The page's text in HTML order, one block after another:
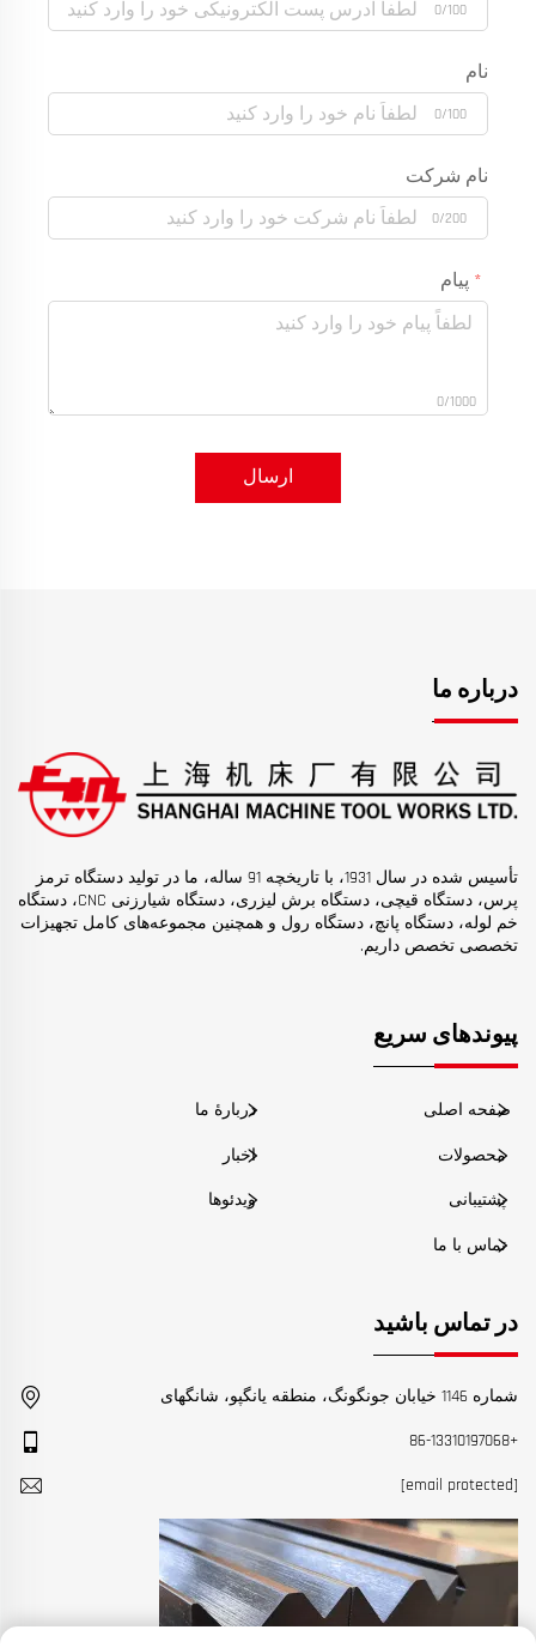
0/100
نام
0/100
نام شرکت
0/200
پیام
0/1000
ارسال
درباره ما
تأسیس شده در سال 1931، با تاریخچه 91 ساله، ما در تولید دستگاه ترمز
پرس، دستگاه قیچی، دستگاه برش لیزری، دستگاه شیارزنی CNC، دستگاه
خم لوله، دستگاه پانچ، دستگاه رول و همچنین مجموعه‌های کامل تجهیزات
تخصصی تخصص داریم.
پیوندهای سریع
صفحه اصلی دربارهٔ ما
محصولات اخبار
پشتیبانی ویدئوها
تماس با ما
در تماس باشید
شماره 1146 خیابان جونگونگ، منطقه یانگپو، شانگهای
+86-13310197068
[email protected]